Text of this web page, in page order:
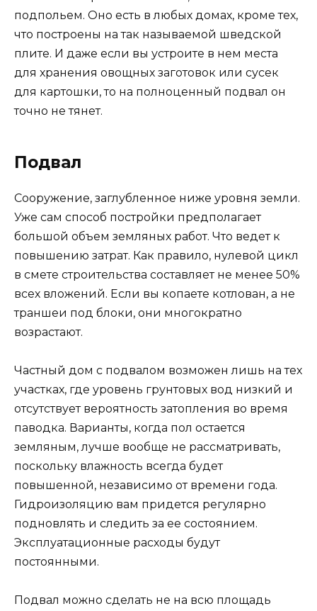
подпольем. Оно есть в любых домах, кроме тех,
что построены на так называемой шведской
плите. И даже если вы устроите в нем места
для хранения овощных заготовок или сусек
для картошки, то на полноценный подвал он
точно не тянет.
Подвал
Сооружение, заглубленное ниже уровня земли.
Уже сам способ постройки предполагает
большой объем земляных работ. Что ведет к
повышению затрат. Как правило, нулевой цикл
в смете строительства составляет не менее 50%
всех вложений. Если вы копаете котлован, а не
траншеи под блоки, они многократно
возрастают.
Частный дом с подвалом возможен лишь на тех
участках, где уровень грунтовых вод низкий и
отсутствует вероятность затопления во время
паводка. Варианты, когда пол остается
земляным, лучше вообще не рассматривать,
поскольку влажность всегда будет
повышенной, независимо от времени года.
Гидроизоляцию вам придется регулярно
подновлять и следить за ее состоянием.
Эксплуатационные расходы будут
постоянными.
Подвал можно сделать не на всю площадь